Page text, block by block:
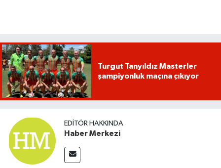
Turgut Tanyıldız Masterler
şampiyonluk maçına çıkıyor
EDITÖR HAKKINDA
Haber Merkezi